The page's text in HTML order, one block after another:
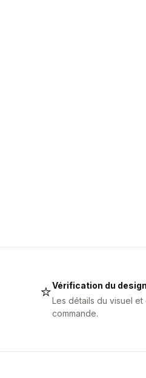
⭐Vérification du design
Les détails du visuel
commande.